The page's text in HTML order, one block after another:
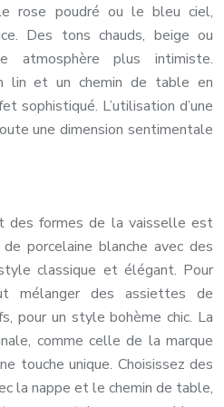
rose poudré ou le bleu ciel,
Des tons chauds, beige ou
atmosphère plus intimiste.
lin et un chemin de table en
sophistiqué. L’utilisation d’une
une dimension sentimentale
des formes de la vaisselle est
porcelaine blanche avec des
classique et élégant. Pour
mélanger des assiettes de
pour un style bohème chic. La
comme celle de la marque
touche unique. Choisissez des
la nappe et le chemin de table,